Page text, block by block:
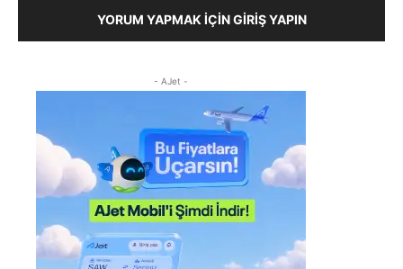
YORUM YAPMAK İÇIN GIRIŞ YAPIN
- AJet -